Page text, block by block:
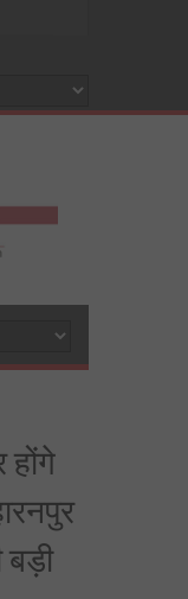
होंगे
बड़ी